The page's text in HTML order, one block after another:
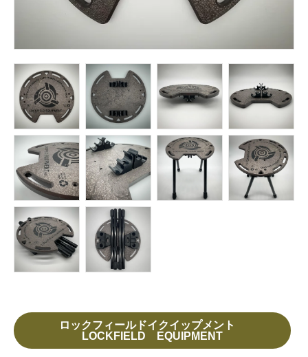
ロックフィールドイクイップメント
LOCKFIELD EQUIPMENT